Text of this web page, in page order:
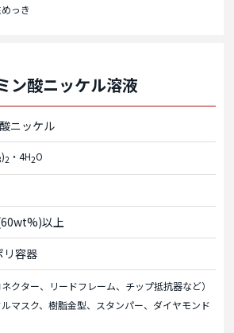
き
ン酸ニッケル溶液
ニッケル
)2 ・4H2O
以上
リ容器
クター、リードフレーム、チップ抵抗器など）
、樹脂金型、スタンパー、ダイヤモンド